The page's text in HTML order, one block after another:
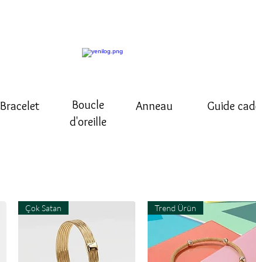
Bracelet
Boucle
d'oreille
Anneau Guide
Çok Satan Trend Ürün